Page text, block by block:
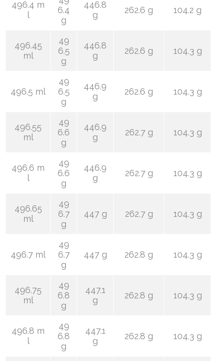
496.4 m
l
6.4
g
446.8
g
262.6 g 104.2 g
496.45
ml
49
6.5
g
446.8
g
262.6 g 104.3 g
496.5 ml
49
6.5
g
446.9
g
262.6 g 104.3 g
496.55
ml
49
6.6
g
446.9
g
262.7 g 104.3 g
496.6 m
l
49
6.6
g
446.9
g
262.7 g 104.3 g
496.65
ml
49
6.7
g
447 g 262.7 g 104.3 g
496.7 ml
49
6.7
g
447 g 262.8 g 104.3 g
496.75
ml
49
6.8
g
447.1
g
262.8 g 104.3 g
496.8 m
l
49
6.8
g
447.1
g
262.8 g 104.3 g